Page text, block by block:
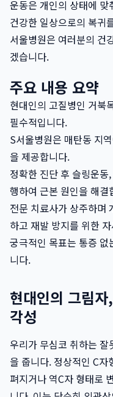
운동은 개인의 상태에
건강한 일상으로의 복귀
서울병원은 여러분의 건
겠습니다.
주요 내용 요약
현대인의 고질병인 거북
필수적입니다.
S서울병원은 매탄동 지
을 제공합니다.
정확한 진단 후 슬링운
행하여 근본 원인을 해결
전문 치료사가 상주하며
하고 재발 방지를 위한
궁극적인 목표는 통증
니다.
현대인의 그림
각성
우리가 무심코 취하는
을 줍니다. 정상적인 C
펴지거나 역C자 형태로